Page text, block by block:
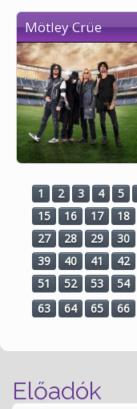
Előadók
Mötley Crüe
1 2 3 4 5
15
16 17 18
27
28 29 30
39
40 41 42
51
52 53 54
63
64 65 66